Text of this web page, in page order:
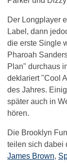
Der Longplayer
Label, dann
die erste Single
Pharoah
Plan" durchaus
deklariert "Cool
des Jahres.
später auch in
hören.
Die Brooklyn
teilen sich dabei
James Brown,